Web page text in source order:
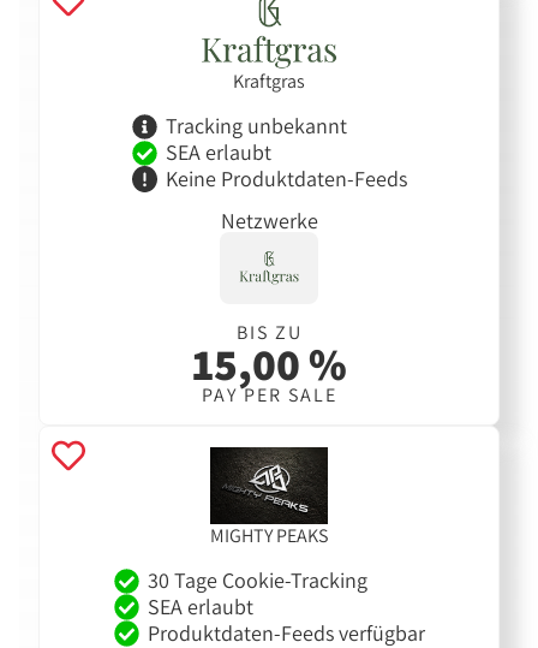
Kraftgras
Tracking unbekannt
SEA erlaubt
Keine Produktdaten-Feeds
Netzwerke
BIS ZU
15,00 %
PAY PER SALE
MIGHTY PEAKS
30 Tage Cookie-Tracking
SEA erlaubt
Produktdaten-Feeds verfügbar